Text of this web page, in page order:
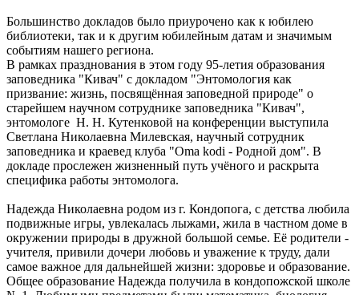
Большинство докладов было приурочено как к юбилею
библиотеки, так и к другим юбилейным датам и значимым
событиям нашего региона.
В рамках празднования в этом году 95-летия образования
заповедника "Кивач" с докладом "Энтомология как
призвание: жизнь, посвящённая заповедной природе" о
старейшем научном сотруднике заповедника "Кивач",
энтомологе Н. Н. Кутенковой на конференции выступила
Светлана Николаевна Милевская, научный сотрудник
заповедника и краевед клуба "Oma kodi - Родной дом". В
докладе прослежен жизненный путь учёного и раскрыта
специфика работы энтомолога.
Надежда Николаевна родом из г. Кондопога, с детства любила
подвижные игры, увлекалась лыжами, жила в частном доме в
окружении природы в дружной большой семье. Её родители -
учителя, привили дочери любовь и уважение к труду, дали
самое важное для дальнейшей жизни: здоровье и образование.
Общее образование Надежда получила в кондопожской школе